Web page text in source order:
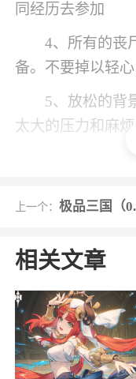
同经历去参加
4、所有的丧
备。不要掉以轻
5、放松的背
太大的压力和麻烦
1、游戏十分
和大众审美，让玩
2、行尸走肉
格的射击游戏。
射击之旅。你要
己可以活到第二
上一个：极品三国（0.1折无
相关文章